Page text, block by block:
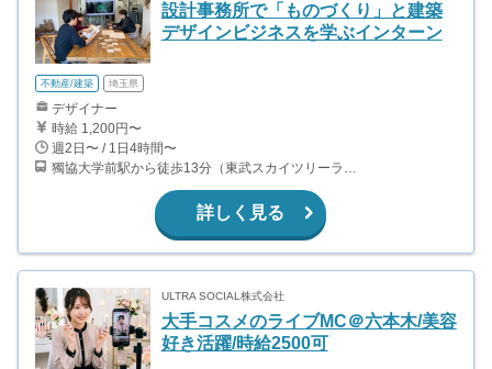
設計事務所で「ものづくり」と建築
デザインビジネスを学ぶインターン
不動産/建築 埼玉県
デザイナー
時給 1,200円〜
週2日〜 / 1日4時間〜
獨協大学前駅から徒歩13分（東武スカイツリーライン、東武伊勢崎線、東武日光線、鬼怒川線）
詳しく見る
ULTRA SOCIAL株式会社
大手コスメのライブMC＠六本木/美容
好き活躍/時給2500可